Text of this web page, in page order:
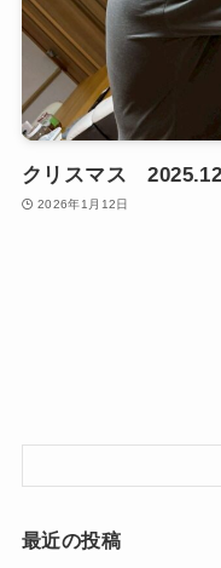
クリスマス
2026年1月12日
最近の投稿